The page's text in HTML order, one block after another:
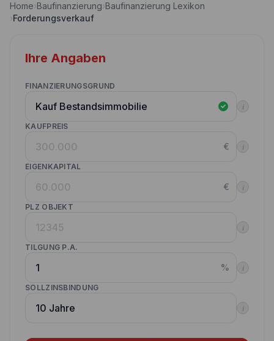
Nebenkostenrechner
Annuitätenrechner
Wettbewerbe
Kunden werben Kunden
Kontakt
Home›Baufinanzierung›Baufinanzierung Lexikon
›Forderungsverkauf
Ihre Angaben
FINANZIERUNGSGRUND
i
KAUFPREIS
€ i
EIGENKAPITAL
€ i
PLZ OBJEKT
i
TILGUNG P.A.
% i
SOLLZINSBINDUNG
i